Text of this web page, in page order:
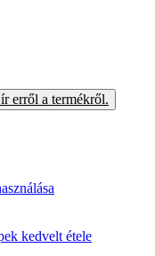
erről a termékről.
kedvelt étele